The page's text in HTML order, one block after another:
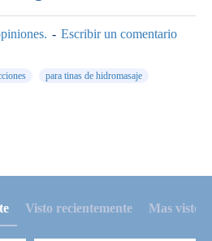
- Escribir un comentario
para tinas de hidromasaje
Visto recientemente Mas visto